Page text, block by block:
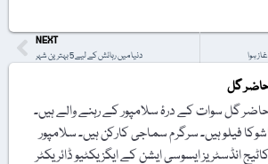
NEXT
دنیا میں رہائش کے لیے 5 بہترین شہر
گل
گل سوات کے درۂ سلامپور کے رہنے والے ہیں۔
فیلو ہیں۔ سرگرم سماجی کارکن ہیں۔ سلامپور
انڈسٹریز ایسوسی ایشن کے ایگزیکٹیو ڈائریکٹر